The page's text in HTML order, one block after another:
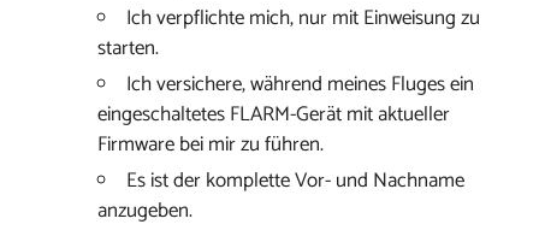
Ich verpflichte mich, nur mit Einweisung zu
starten.
Ich versichere, während meines Fluges ein
eingeschaltetes FLARM-Gerät mit aktueller
Firmware bei mir zu führen.
Es ist der komplette Vor- und Nachname
anzugeben.